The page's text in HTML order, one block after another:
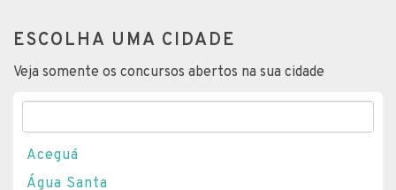
ESCOLHA UMA CIDADE
Veja somente os concursos abertos na sua cidade
Aceguá
Água Santa